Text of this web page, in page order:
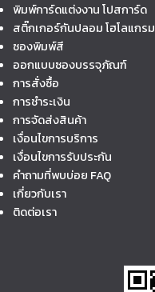
พิมพ์การ์ดแต่งงาน โปสการ์ด
สติ๊กเกอร์กันปลอม โฮโลแกรม
ซองพิมพ์สี
ออกแบบซองบรรจุภัณฑ์
การสั่งซื้อ
การชำระเงิน
การจัดส่งสินค้า
เงื่อนไขการบริการ
เงื่อนไขการรับประกัน
คำถามที่พบบ่อย FAQ
เกี่ยวกับเรา
ติดต่อเรา